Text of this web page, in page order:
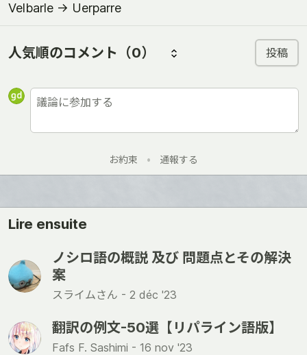
Velbarle -> Uerparre
人気順のコメント （0） 投稿
お約束 • 通報する
Lire ensuite
ノシロ語の概説 及び 問題点とその解決
案
スライムさん - 2 déc '23
翻訳の例文-50選【リパライン語版】
Fafs F. Sashimi - 16 nov '23